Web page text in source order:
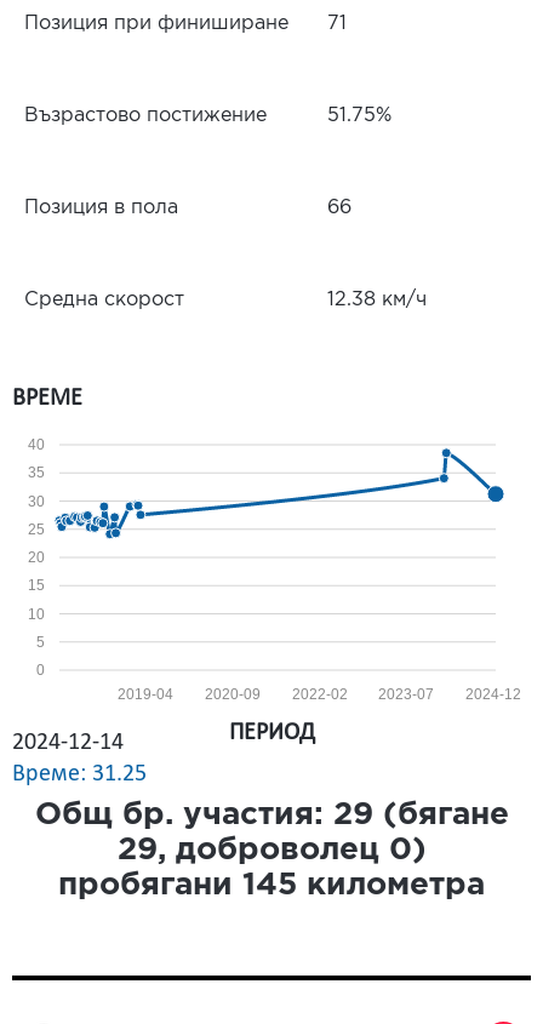
Позиция при финиширане 71
Възрастово постижение 51.75%
Позиция в пола 66
Средна скорост 12.38 км/ч
ВРЕМЕ
0
5
10
15
20
25
30
35
40
2024-12
2023-07
2022-02
2020-09
2019-04
2024-12-14
Време: 31.25
ПЕРИОД
Общ бр. участия: 29 (бягане
29, доброволец 0)
пробягани 145 километра